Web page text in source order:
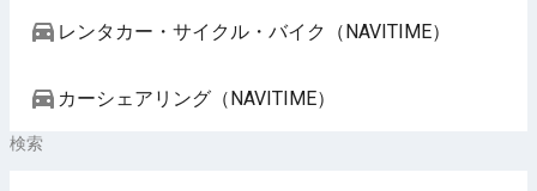
レンタカー・サイクル・バイク（NAVITIME）
カーシェアリング（NAVITIME）
検索